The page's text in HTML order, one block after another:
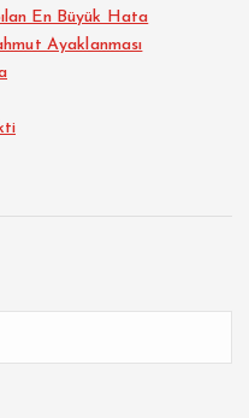
En Büyük Hata
Ayaklanması